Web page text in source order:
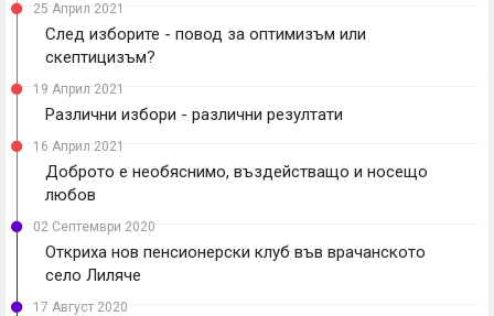
25 Април 2021
След изборите - повод за оптимизъм или
скептицизъм?
19 Април 2021
Различни избори - различни резултати
16 Април 2021
Доброто е необяснимо, въздействащо и носещо
любов
02 Септември 2020
Откриха нов пенсионерски клуб във врачанското
село Лиляче
17 Август 2020